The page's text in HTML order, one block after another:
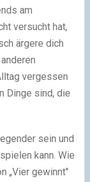
am
versucht hat,
ärgere dich
vergessen
Dinge sind, die
sein und
kann. Wie
„Vier gewinnt"